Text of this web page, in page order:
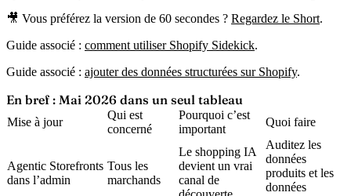
🎥 Vous préférez la version de 60 secondes ? Regardez le Short.
Guide associé : comment utiliser Shopify Sidekick.
Guide associé : ajouter des données structurées sur Shopify.
En bref : Mai 2026 dans un seul tableau
Mise à jour
Qui est
concerné
Pourquoi c’est
important
Quoi faire
Agentic Storefronts
dans l’admin
Tous les
marchands
Le shopping IA
devient un vrai
canal de
Auditez les
données
produits et les
données